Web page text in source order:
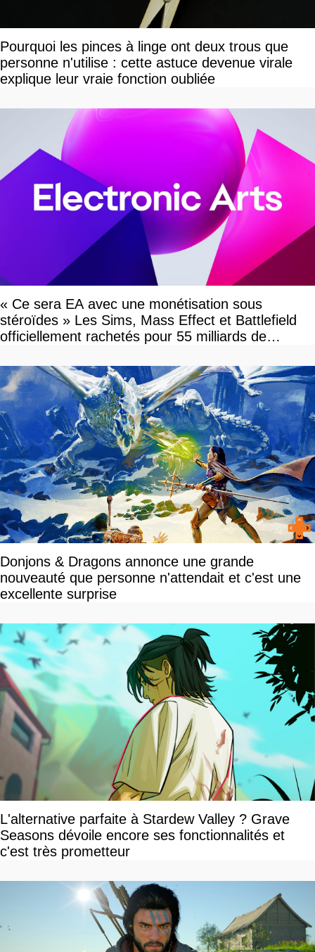
Pourquoi les pinces à linge ont deux trous que
personne n'utilise : cette astuce devenue virale
explique leur vraie fonction oubliée
« Ce sera EA avec une monétisation sous
stéroïdes » Les Sims, Mass Effect et Battlefield
officiellement rachetés pour 55 milliards de
Donjons & Dragons annonce une grande
nouveauté que personne n'attendait et c'est une
excellente surprise
L'alternative parfaite à Stardew Valley ? Grave
Seasons dévoile encore ses fonctionnalités et
c'est très prometteur